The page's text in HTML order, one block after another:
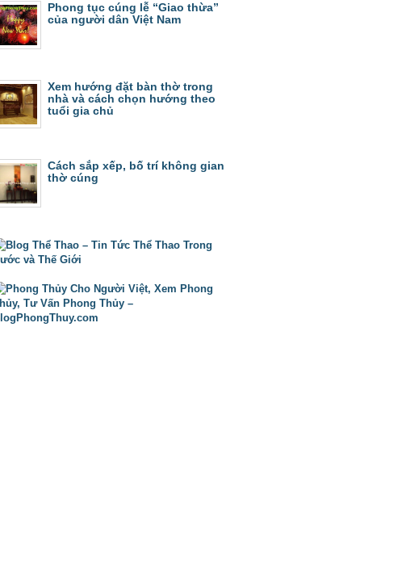
Phong tục cúng lễ “Giao thừa”
của người dân Việt Nam
Xem hướng đặt bàn thờ trong
nhà và cách chọn hướng theo
tuổi gia chủ
Cách sắp xếp, bố trí không gian
thờ cúng